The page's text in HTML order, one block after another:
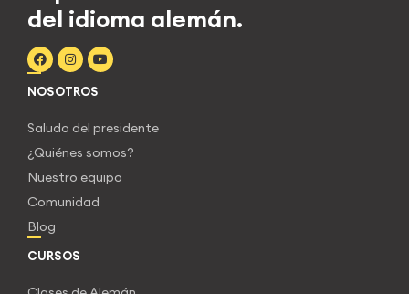
del idioma alemán.
NOSOTROS
Saludo del presidente
¿Quiénes somos?
Nuestro equipo
Comunidad
Blog
CURSOS